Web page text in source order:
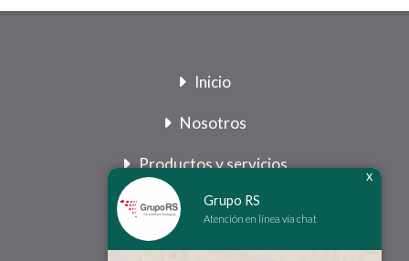
Inicio
Nosotros
Productos y servicios
Legal
Contacto
Grupo RS
Atención en línea vía chat
x